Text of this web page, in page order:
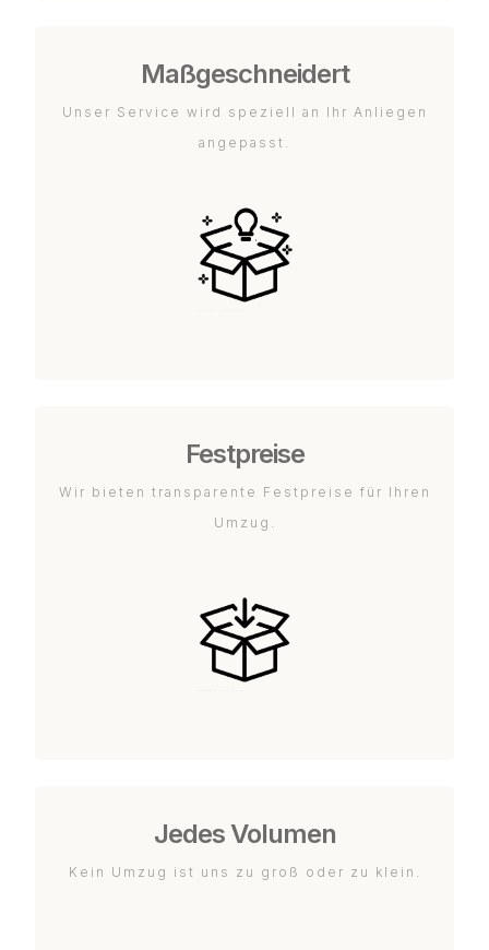
Maßgeschneidert
Unser Service wird speziell an Ihr Anliegen
angepasst.
Festpreise
Wir bieten transparente Festpreise für Ihren
Umzug.
Jedes Volumen
Kein Umzug ist uns zu groß oder zu klein.